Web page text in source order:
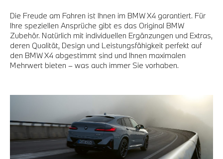
Die Freude am Fahren ist Ihnen im BMW X4 garantiert. Für
Ihre speziellen Ansprüche gibt es das Original BMW
Zubehör. Natürlich mit individuellen Ergänzungen und Extras,
deren Qualität, Design und Leistungsfähigkeit perfekt auf
den BMW X4 abgestimmt sind und Ihnen maximalen
Mehrwert bieten – was auch immer Sie vorhaben.